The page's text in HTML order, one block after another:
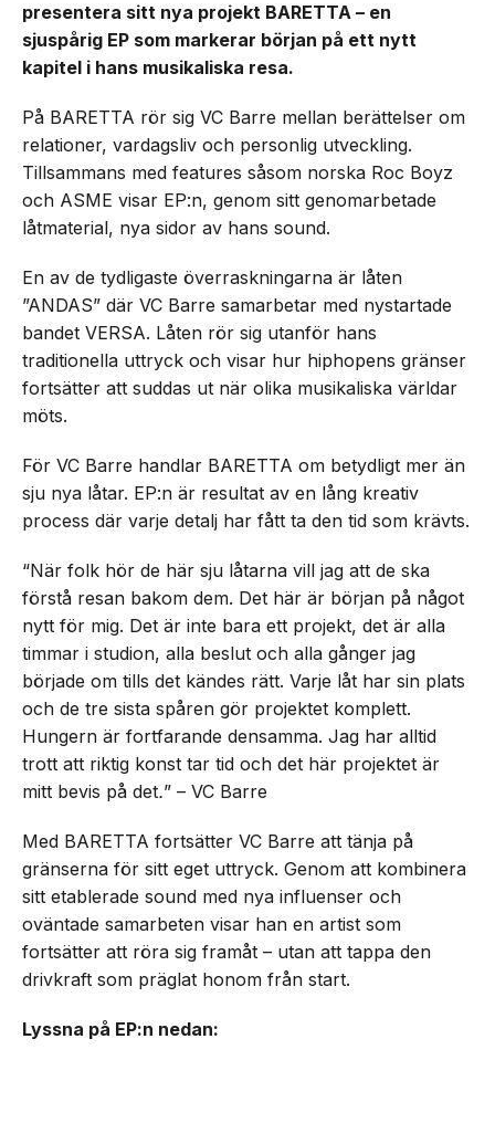
presentera sitt nya projekt BARETTA – en
sjuspårig EP som markerar början på ett nytt
kapitel i hans musikaliska resa.
På BARETTA rör sig VC Barre mellan berättelser om
relationer, vardagsliv och personlig utveckling.
Tillsammans med features såsom norska Roc Boyz
och ASME visar EP:n, genom sitt genomarbetade
låtmaterial, nya sidor av hans sound.
En av de tydligaste överraskningarna är låten
”ANDAS” där VC Barre samarbetar med nystartade
bandet VERSA. Låten rör sig utanför hans
traditionella uttryck och visar hur hiphopens gränser
fortsätter att suddas ut när olika musikaliska världar
möts.
För VC Barre handlar BARETTA om betydligt mer än
sju nya låtar. EP:n är resultat av en lång kreativ
process där varje detalj har fått ta den tid som krävts.
“När folk hör de här sju låtarna vill jag att de ska
förstå resan bakom dem. Det här är början på något
nytt för mig. Det är inte bara ett projekt, det är alla
timmar i studion, alla beslut och alla gånger jag
började om tills det kändes rätt. Varje låt har sin plats
och de tre sista spåren gör projektet komplett.
Hungern är fortfarande densamma. Jag har alltid
trott att riktig konst tar tid och det här projektet är
mitt bevis på det.” – VC Barre
Med BARETTA fortsätter VC Barre att tänja på
gränserna för sitt eget uttryck. Genom att kombinera
sitt etablerade sound med nya influenser och
oväntade samarbeten visar han en artist som
fortsätter att röra sig framåt – utan att tappa den
drivkraft som präglat honom från start.
Lyssna på EP:n nedan: